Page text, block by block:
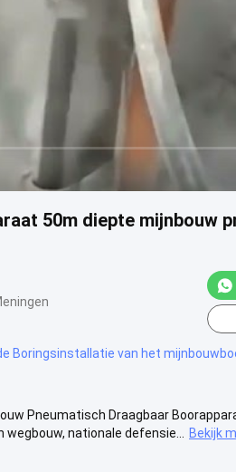
50m diepte mijnbouw
Boringsinstallatie van het
Pneumatisch Draagbaar
nationale defensie...
Bekijk